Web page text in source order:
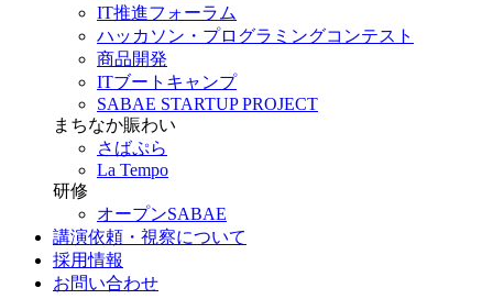
IT推進フォーラム
ハッカソン・プログラミングコンテスト
商品開発
ITブートキャンプ
SABAE STARTUP PROJECT
まちなか賑わい
さばぷら
La Tempo
研修
オープンSABAE
講演依頼・視察について
採用情報
お問い合わせ